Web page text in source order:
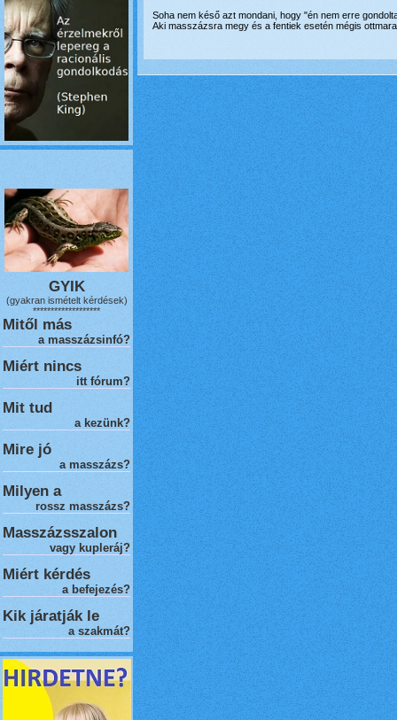
GYIK
(gyakran ismételt kérdések)
*******************
Mitől más
a masszázsinfó?
Miért nincs
itt fórum?
Mit tud
a kezünk?
Mire jó
a masszázs?
Milyen a
rossz masszázs?
Masszázsszalon
vagy kupleráj?
Miért kérdés
a befejezés?
Kik járatják le
a szakmát?
Soha nem késő azt mondani, hogy "én nem erre
Aki masszázsra megy és a fentiek esetén mégis